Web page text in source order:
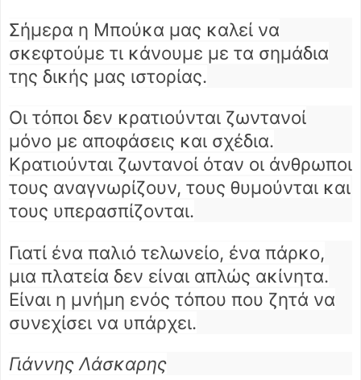
Σήμερα η Μπούκα μας καλεί να
σκεφτούμε τι κάνουμε με τα σημάδια
της δικής μας ιστορίας.
Οι τόποι δεν κρατιούνται ζωντανοί
μόνο με αποφάσεις και σχέδια.
Κρατιούνται ζωντανοί όταν οι άνθρωποι
τους αναγνωρίζουν, τους θυμούνται και
τους υπερασπίζονται.
Γιατί ένα παλιό τελωνείο, ένα πάρκο,
μια πλατεία δεν είναι απλώς ακίνητα.
Είναι η μνήμη ενός τόπου που ζητά να
συνεχίσει να υπάρχει.
Γιάννης Λάσκαρης